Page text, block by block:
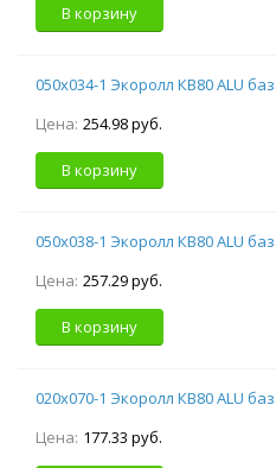
В корзину
050х034-1 Экоролл КВ80 ALU
Цена: 254.98 руб.
В корзину
050х038-1 Экоролл КВ80 ALU
Цена: 257.29 руб.
В корзину
020х070-1 Экоролл КВ80 ALU
Цена: 177.33 руб.